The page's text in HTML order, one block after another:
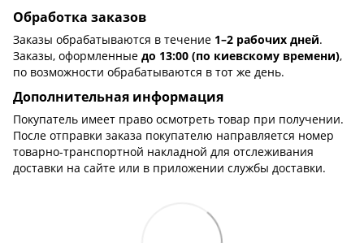
Обработка заказов
Заказы обрабатываются в течение 1–2 рабочих дней.
Заказы, оформленные до 13:00 (по киевскому времени),
по возможности обрабатываются в тот же день.
Дополнительная информация
Покупатель имеет право осмотреть товар при получении.
После отправки заказа покупателю направляется номер
товарно-транспортной накладной для отслеживания
доставки на сайте или в приложении службы доставки.